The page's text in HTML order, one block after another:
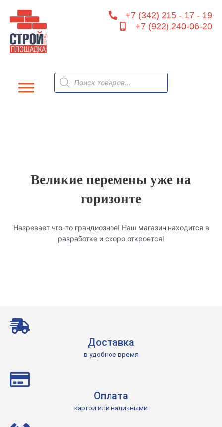
содержимому
+7 (342) 215 - 17 - 19
+7 (922) 240-06-20
Поиск
товаров
Великие перемены уже на
горизонте
Назревает что-то грандиозное! Наш магазин находится в
разработке и скоро откроется!
Доставка
в удобное время
Оплата
картой или наличными